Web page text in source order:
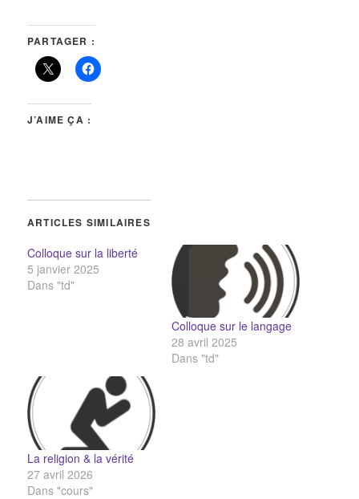
PARTAGER :
J’AIME ÇA :
ARTICLES SIMILAIRES
Colloque sur la liberté
5 janvier 2025
Dans "td"
Colloque sur le langage
28 avril 2025
Dans "td"
La religion & la vérité
27 avril 2026
Dans "cours"